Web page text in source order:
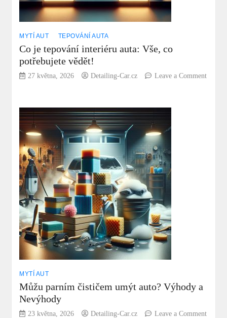
MYTÍ AUT TEPOVÁNÍ AUTA
Co je tepování interiéru auta: Vše, co
potřebujete vědět!
27 května, 2026 Detailing-Car.cz
Leave a Comment
je
tepování
interiéru
auta:
Vše,
co
potřebujete
vědět!
MYTÍ AUT
Můžu parním čističem umýt auto? Výhody a
Nevýhody
23 května, 2026 Detailing-Car.cz
Leave a Comment